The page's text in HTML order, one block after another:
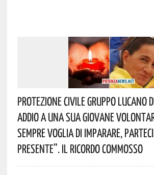
Protezione Civile Gruppo Lucano
Addio A Una Sua Giovane
Sempre Voglia Di Imparare,
Presente”. Il Ricordo Commosso